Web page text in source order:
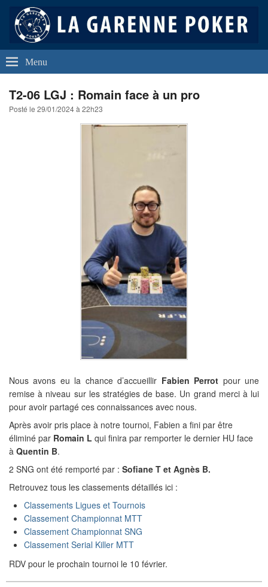
La Garenne Poker
Club de Poker de La Garenne Colombes (92250)
Menu
T2-06 LGJ : Romain face à un pro
Posté le 29/01/2024 à 22h23
Nous avons eu la chance d’accueillir Fabien Perrot pour une
remise à niveau sur les stratégies de base. Un grand merci à lui
pour avoir partagé ces connaissances avec nous.
Après avoir pris place à notre tournoi, Fabien a fini par être
éliminé par Romain L qui finira par remporter le dernier HU face
à Quentin B.
2 SNG ont été remporté par : Sofiane T et Agnès B.
Retrouvez tous les classements détaillés ici :
Classements Ligues et Tournois
Classement Championnat MTT
Classement Championnat SNG
Classement Serial Killer MTT
RDV pour le prochain tournoi le 10 février.